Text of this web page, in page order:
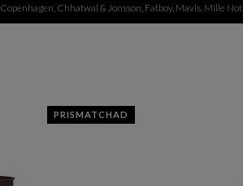
Chhatwal & Jonsson, Fatboy, Mavis, Mille
PRISMATCHAD